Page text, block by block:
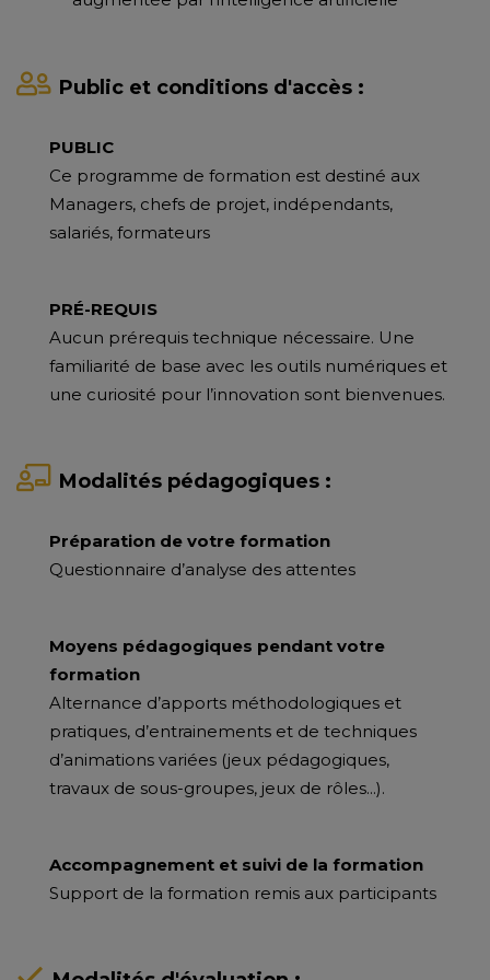
Public et conditions d'accès :
PUBLIC
Ce programme de formation est destiné aux
Managers, chefs de projet, indépendants,
salariés, formateurs
PRÉ-REQUIS
Aucun prérequis technique nécessaire. Une
familiarité de base avec les outils numériques et
une curiosité pour l’innovation sont bienvenues.
Modalités pédagogiques :
Préparation de votre formation
Questionnaire d’analyse des attentes
Moyens pédagogiques pendant votre
formation
Alternance d’apports méthodologiques et
pratiques, d’entrainements et de techniques
d’animations variées (jeux pédagogiques,
travaux de sous-groupes, jeux de rôles...).
Accompagnement et suivi de la formation
Support de la formation remis aux participants